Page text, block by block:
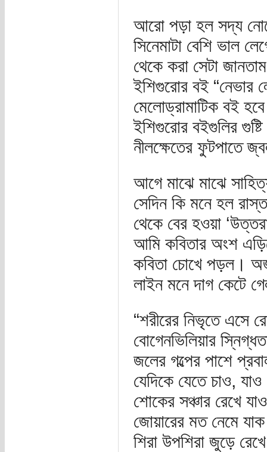
আরো পড়া হল সদ্য
সিনেমাটা বেশি ভাল
থেকে করা সেটা
ইশিগুরোর বই “নেভার
মেলোড্রামাটিক বই
ইশিগুরোর বইগুলির
নীলক্ষেতের ফুটপাতে
আগে মাঝে মাঝে
সেদিন কি মনে হল
থেকে বের হওয়া
আমি কবিতার অংশ
কবিতা চোখে পড়ল।
লাইন মনে দাগ কেটে
“শরীরের নিভৃতে এসে
বোগেনভিলিয়ার
জলের গল্পের পাশে
যেদিকে যেতে চাও, যাও
শোকের সঞ্চার রেখে যাও
জোয়ারের মত নেমে
শিরা উপশিরা জুড়ে